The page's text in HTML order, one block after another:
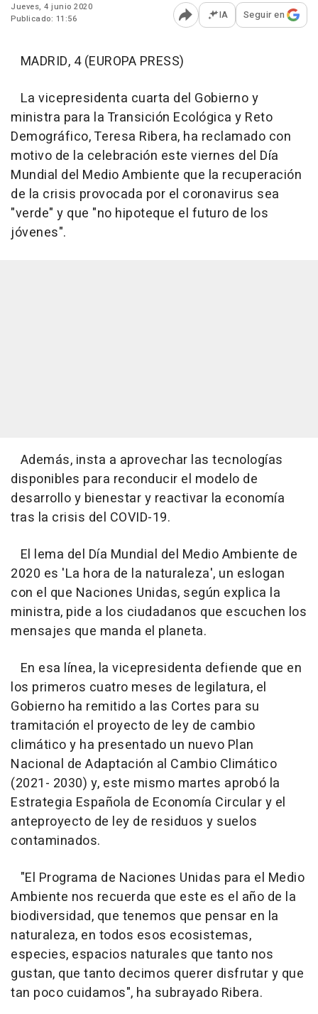
Jueves, 4 junio 2020
Publicado: 11:56
Abrir opciones para
IA Seguir en
MADRID, 4 (EUROPA PRESS)
La vicepresidenta cuarta del Gobierno y
ministra para la Transición Ecológica y Reto
Demográfico, Teresa Ribera, ha reclamado con
motivo de la celebración este viernes del Día
Mundial del Medio Ambiente que la recuperación
de la crisis provocada por el coronavirus sea
"verde" y que "no hipoteque el futuro de los
jóvenes".
Además, insta a aprovechar las tecnologías
disponibles para reconducir el modelo de
desarrollo y bienestar y reactivar la economía
tras la crisis del COVID-19.
El lema del Día Mundial del Medio Ambiente de
2020 es 'La hora de la naturaleza', un eslogan
con el que Naciones Unidas, según explica la
ministra, pide a los ciudadanos que escuchen los
mensajes que manda el planeta.
En esa línea, la vicepresidenta defiende que en
los primeros cuatro meses de legilatura, el
Gobierno ha remitido a las Cortes para su
tramitación el proyecto de ley de cambio
climático y ha presentado un nuevo Plan
Nacional de Adaptación al Cambio Climático
(2021- 2030) y, este mismo martes aprobó la
Estrategia Española de Economía Circular y el
anteproyecto de ley de residuos y suelos
contaminados.
"El Programa de Naciones Unidas para el Medio
Ambiente nos recuerda que este es el año de la
biodiversidad, que tenemos que pensar en la
naturaleza, en todos esos ecosistemas,
especies, espacios naturales que tanto nos
gustan, que tanto decimos querer disfrutar y que
tan poco cuidamos", ha subrayado Ribera.